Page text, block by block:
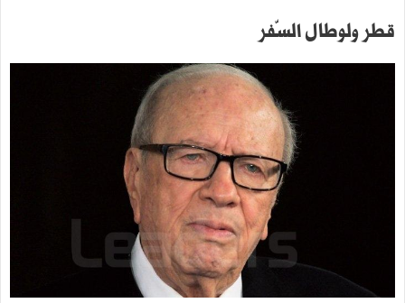
قطر ولوطال السّفر